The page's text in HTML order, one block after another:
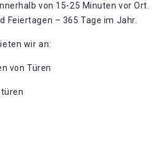
von 15-25 Minuten vor Ort.
Feiertagen – 365 Tage im Jahr.
wir an:
von Türen